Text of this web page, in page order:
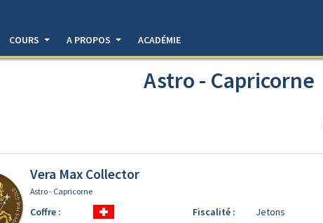
COURS A PROPOS ACADÉMIE
Astro - Capricorne
Vera Max Collector
Astro - Capricorne
Coffre :
Fiscalité : Jetons